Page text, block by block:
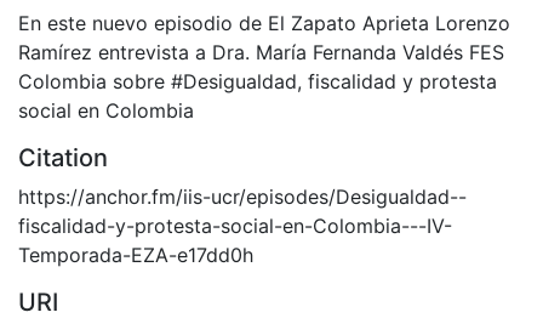
En este nuevo episodio de El Zapato Aprieta Lorenzo
Ramírez entrevista a Dra. María Fernanda Valdés FES
Colombia sobre #Desigualdad, fiscalidad y protesta
social en Colombia
Citation
https://anchor.fm/iis-ucr/episodes/Desigualdad--
fiscalidad-y-protesta-social-en-Colombia---IV-
Temporada-EZA-e17dd0h
URI